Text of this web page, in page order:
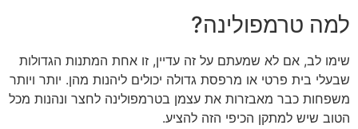
למה טרמפולינה?
שימו לב, אם לא שמעתם על זה עדיין, זו אחת המתנות הגדולות
שבעלי בית פרטי או מרפסת גדולה יכולים ליהנות מהן. יותר ויותר
משפחות כבר מאבזרות את עצמן בטרמפולינה לחצר ונהנות מכל
הטוב שיש למתקן הכיפי הזה להציע.